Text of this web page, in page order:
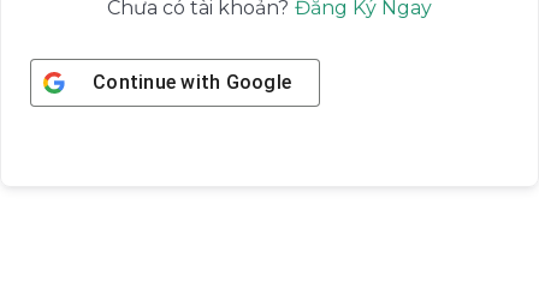
Chưa có tài khoản? Đăng Ký Ngay
Continue with Google